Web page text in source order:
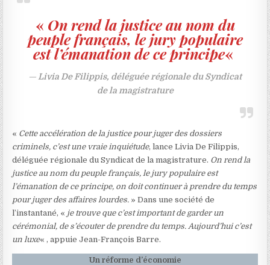
« On rend la justice au nom du
peuple français, le jury populaire
est l’émanation de ce principe«
Livia De Filippis, déléguée régionale du Syndicat
de la magistrature
« Cette accélération de la justice pour juger des dossiers
criminels, c’est une vraie inquiétude, lance Livia De Filippis,
déléguée régionale du Syndicat de la magistrature. On rend la
justice au nom du peuple français, le jury populaire est
l’émanation de ce principe, on doit continuer à prendre du temps
pour juger des affaires lourdes. » Dans une société de
l’instantané, « je trouve que c’est important de garder un
cérémonial, de s’écouter de prendre du temps. Aujourd’hui c’est
un luxe« , appuie Jean-François Barre.
Un réforme d’économie